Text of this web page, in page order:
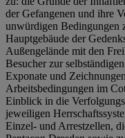
der Gefangenen und ihre
unwürdigen Bedingungen
Hauptgebäude der
Außengelände mit den
Besucher zur
Exponate und
Arbeitsbedingungen im
Einblick in die
jeweiligen
Einzel- und Arrestzellen,